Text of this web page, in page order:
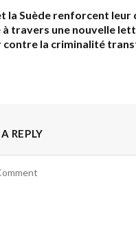
la Suède renforcent
travers une nouvelle
la criminalité
REPLY